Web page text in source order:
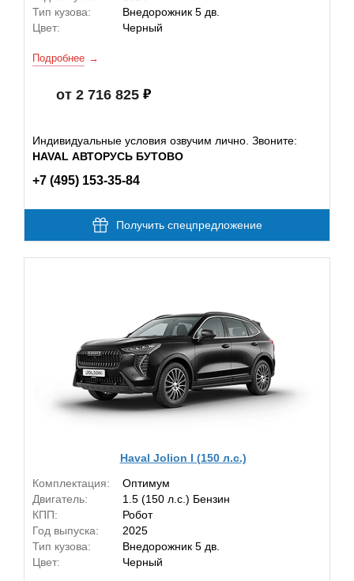
Тип кузова:
Внедорожник 5 дв.
Цвет:
Черный
Подробнее
от 2 716 825
Индивидуальные условия озвучим лично. Звоните:
HAVAL АВТОРУСЬ БУТОВО
+7 (495) 153-35-84
Получить спецпредложение
Haval Jolion I (150 л.с.)
Комплектация:
Оптимум
Двигатель:
1.5 (150 л.с.) Бензин
КПП:
Робот
Год выпуска:
2025
Тип кузова:
Внедорожник 5 дв.
Цвет:
Черный